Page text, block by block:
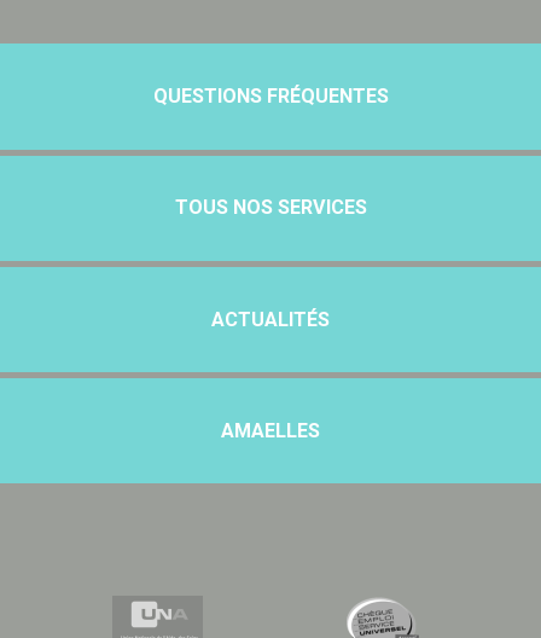
QUESTIONS FRÉQUENTES
TOUS NOS SERVICES
ACTUALITÉS
AMAELLES